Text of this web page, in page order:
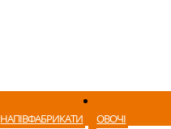
НАПІВФАБРИКАТИ ОВОЧІ